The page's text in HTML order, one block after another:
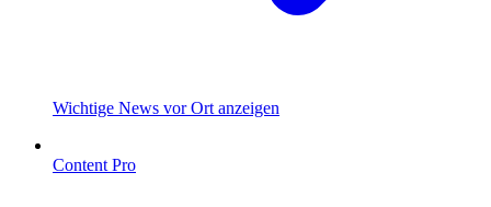
Wichtige News vor Ort anzeigen
Content Pro